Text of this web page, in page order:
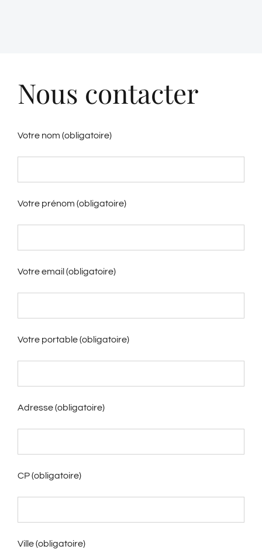
Nous contacter
Votre nom (obligatoire)
Votre prénom (obligatoire)
Votre email (obligatoire)
Votre portable (obligatoire)
Adresse (obligatoire)
CP (obligatoire)
Ville (obligatoire)